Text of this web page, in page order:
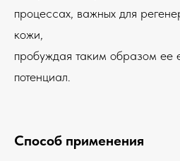
процессах, важных для
кожи,
пробуждая таким образом ее
потенциал.
Способ применения